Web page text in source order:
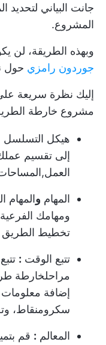
جانت البياني لتحديد
المشروع.
وبهذه الطريقة، لن
جوردون رامزي حول
مشروع خارطة
هيكل التسلسل
إلى تقسيم
العمل,
المهام والمهام
ومهامك
تخطيط
تتبع الوقت :
مراحلخارطة
إضافة معلومات
سكرومنقاط،
المعالم : قم